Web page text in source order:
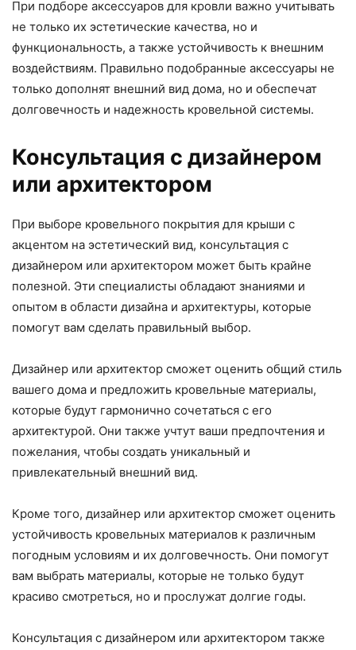
При подборе аксессуаров для кровли важно учитывать
не только их эстетические качества, но и
функциональность, а также устойчивость к внешним
воздействиям. Правильно подобранные аксессуары не
только дополнят внешний вид дома, но и обеспечат
долговечность и надежность кровельной системы.
Консультация с дизайнером
или архитектором
При выборе кровельного покрытия для крыши с
акцентом на эстетический вид, консультация с
дизайнером или архитектором может быть крайне
полезной. Эти специалисты обладают знаниями и
опытом в области дизайна и архитектуры, которые
помогут вам сделать правильный выбор.
Дизайнер или архитектор сможет оценить общий стиль
вашего дома и предложить кровельные материалы,
которые будут гармонично сочетаться с его
архитектурой. Они также учтут ваши предпочтения и
пожелания, чтобы создать уникальный и
привлекательный внешний вид.
Кроме того, дизайнер или архитектор сможет оценить
устойчивость кровельных материалов к различным
погодным условиям и их долговечность. Они помогут
вам выбрать материалы, которые не только будут
красиво смотреться, но и прослужат долгие годы.
Консультация с дизайнером или архитектором также